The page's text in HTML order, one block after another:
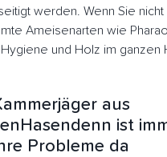
werden. Wenn Sie nicht
Ameisenarten wie
und Holz im ganzen
aus
ist
Probleme da